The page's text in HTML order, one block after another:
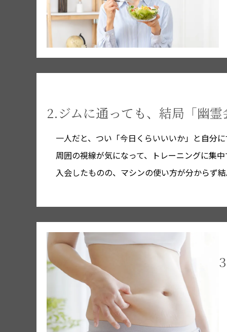
2.ジムに通っても、結局「幽
一人だと、つい「今日くらいいいか」と自分
周囲の視線が気になって、トレーニングに集
入会したものの、マシンの使い方が分からず